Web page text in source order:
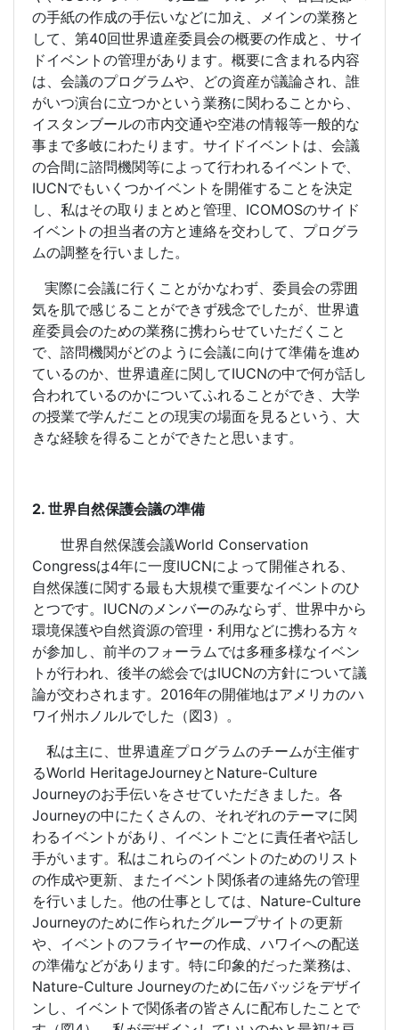
の手紙の作成の手伝いなどに加え、メインの業務と
して、第40回世界遺産委員会の概要の作成と、サイ
ドイベントの管理があります。概要に含まれる内容
は、会議のプログラムや、どの資産が議論され、誰
がいつ演台に立つかという業務に関わることから、
イスタンブールの市内交通や空港の情報等一般的な
事まで多岐にわたります。サイドイベントは、会議
の合間に諮問機関等によって行われるイベントで、
IUCNでもいくつかイベントを開催することを決定
し、私はその取りまとめと管理、 ICOMOSのサイド
イベントの担当者の方と連絡を交わして、プログラ
ムの調整を行いました。
実際に会議に行くことがかなわず、委員会の雰囲
気を肌で感じることができず残念でしたが、世界遺
産委員会のための業務に携わらせていただくこと
で、諮問機関がどのように会議に向けて準備を進め
ているのか、世界遺産に関してIUCNの中で何が話し
合われているのかについてふれることができ、大学
の授業で学んだことの現実の場面を見るという、大
きな経験を得ることができたと思います。
2. 世界自然保護会議の準備
世界自然保護会議World Conservation
Congressは4年に一度IUCNによって開催される、
自然保護に関する最も大規模で重要なイベントのひ
とつです。 IUCNのメンバーのみならず、世界中から
環境保護や自然資源の管理・利用などに携わる方々
が参加し、前半のフォーラムでは多種多様なイベン
トが行われ、後半の総会ではIUCNの方針について議
論が交わされます。 2016年の開催地はアメリカのハ
ワイ州ホノルルでした（図3）。
私は主に、世界遺産プログラムのチームが主催す
るWorld HeritageJourneyと Nature-Culture
Journeyのお手伝いをさせていただきました。各
Journeyの中にたくさんの、それぞれのテーマに関
わるイベントがあり、イベントごとに責任者や話し
手がいます。私はこれらのイベントのためのリスト
の作成や更新、またイベント関係者の連絡先の管理
を行いました。他の仕事としては、 Nature-Culture
Journeyのために作られたグループサイトの更新
や、イベントのフライヤーの作成、ハワイへの配送
の準備などがあります。特に印象的だった業務は、
Nature-Culture Journeyのために缶バッジをデザイ
ンし、イベントで関係者の皆さんに配布したことで